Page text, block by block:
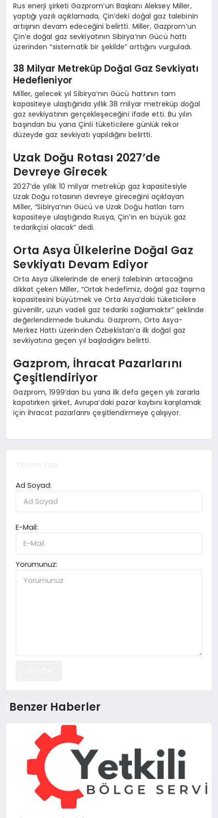
Rus enerji şirketi Gazprom’un Başkanı Aleksey Miller,
yaptığı yazılı açıklamada, Çin’deki doğal gaz talebinin
artışının devam edeceğini belirtti. Miller, Gazprom’un
Çin’e doğal gaz sevkiyatının Sibirya’nın Gücü hattı
üzerinden “sistematik bir şekilde” arttığını vurguladı.
38 Milyar Metreküp Doğal Gaz Sevkiyatı
Hedefleniyor
Miller, gelecek yıl Sibirya’nın Gücü hattının tam
kapasiteye ulaştığında yıllık 38 milyar metreküp doğal
gaz sevkiyatının gerçekleşeceğini ifade etti. Bu yılın
başından bu yana Çinli tüketicilere günlük rekor
düzeyde gaz sevkiyatı yapıldığını belirtti.
Uzak Doğu Rotası 2027’de
Devreye Girecek
2027’de yıllık 10 milyar metreküp gaz kapasitesiyle
Uzak Doğu rotasının devreye gireceğini açıklayan
Miller, “Sibirya’nın Gücü ve Uzak Doğu hatları tam
kapasiteye ulaştığında Rusya, Çin’in en büyük gaz
tedarikçisi olacak” dedi.
Orta Asya Ülkelerine Doğal Gaz
Sevkiyatı Devam Ediyor
Orta Asya ülkelerinde de enerji talebinin artacağına
dikkat çeken Miller, “Ortak hedefimiz, doğal gaz taşıma
kapasitesini büyütmek ve Orta Asya’daki tüketicilere
güvenilir, uzun vadeli gaz tedariki sağlamaktır” şeklinde
değerlendirmede bulundu. Gazprom, Orta Asya-
Merkez Hattı üzerinden Özbekistan’a ilk doğal gaz
sevkiyatına geçen yıl başladığını belirtti.
Gazprom, İhracat Pazarlarını
Çeşitlendiriyor
Gazprom, 1999’dan bu yana ilk defa geçen yılı zararla
kapatırken şirket, Avrupa’daki pazar kaybını karşılamak
için ihracat pazarlarını çeşitlendirmeye çalışıyor.
Ad Soyad:
E-Mail:
Yorumunuz:
Benzer Haberler